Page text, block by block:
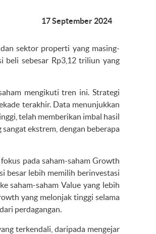
17 September 2024
sektor properti yang masing-
beli sebesar Rp3,12 triliun yang
mengikuti tren ini. Strategi
terakhir. Data menunjukkan
telah memberikan imbal hasil
ekstrem, dengan beberapa
pada saham-saham Growth
besar lebih memilih berinvestasi
saham-saham Value yang lebih
yang melonjak tinggi selama
perdagangan.
terkendali, daripada mengejar